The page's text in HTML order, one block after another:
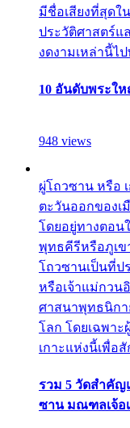
มีชื่อเสียงที่สุดใ
ประวัติศาสตร์แ
งดงามเหล่านี้ไ
10 อันดับพระใ
948 views
ผู่โถวซาน หรือ
ตะวันออกของเ
โดยอยู่ทางตอน
พุทธคีรีหรือภูเข
โถวซานเป็นที่ป
หรือเจ้าแม่กวน
ศาสนาพุทธนิก
โลก โดยเฉพา
เกาะแห่งนี้เพื่อ
รวม 5 วัดสำคัญ
ซาน มณฑลเจ้อ